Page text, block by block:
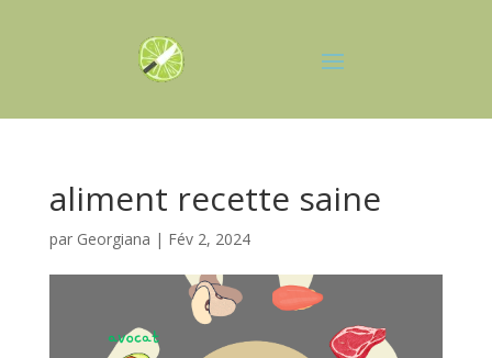
aliment recette saine
par Georgiana | Fév 2, 2024